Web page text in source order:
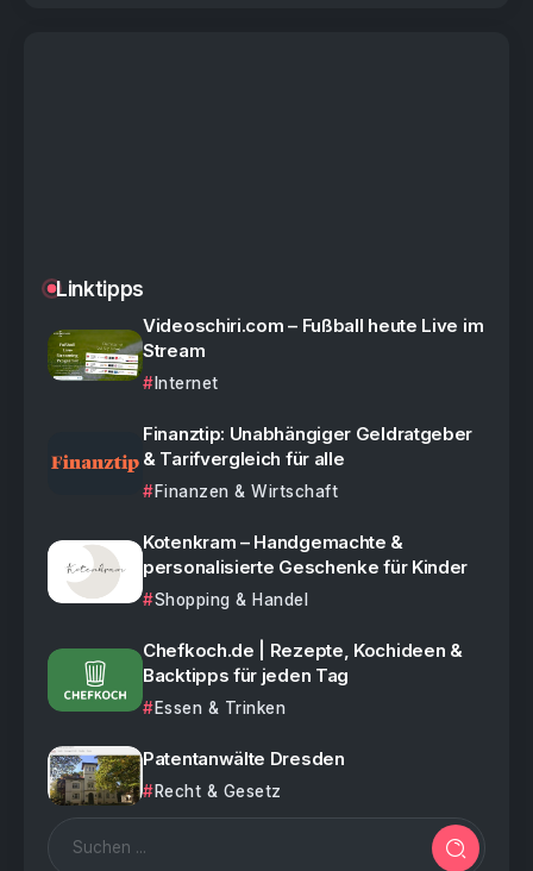
Linktipps
Videoschiri.com – Fußball heute Live im
Stream
Internet
Finanztip: Unabhängiger Geldratgeber
& Tarifvergleich für alle
Finanzen & Wirtschaft
Kotenkram – Handgemachte &
personalisierte Geschenke für Kinder
Shopping & Handel
Chefkoch.de | Rezepte, Kochideen &
Backtipps für jeden Tag
Essen & Trinken
Patentanwälte Dresden
Recht & Gesetz